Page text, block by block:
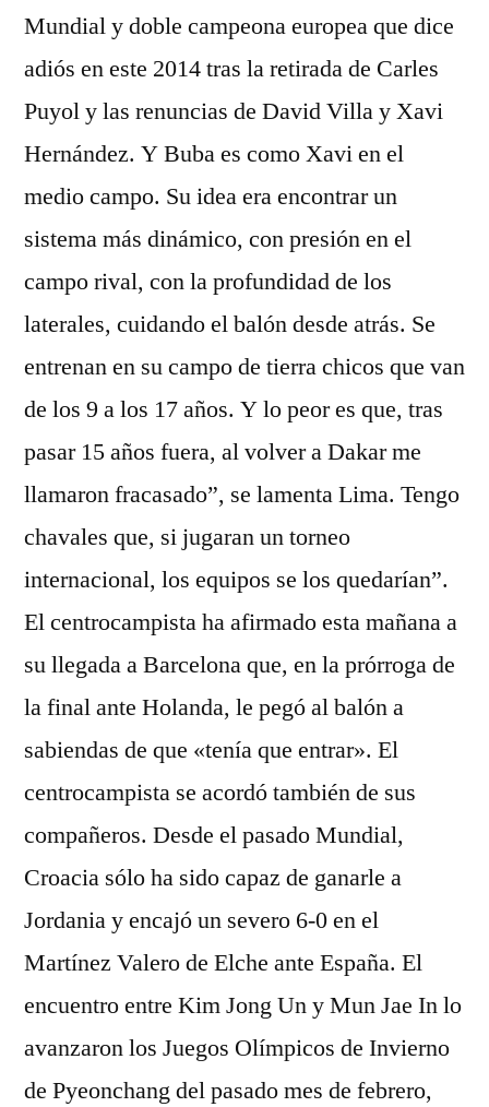
Mundial y doble campeona europea que dice
adiós en este 2014 tras la retirada de Carles
Puyol y las renuncias de David Villa y Xavi
Hernández. Y Buba es como Xavi en el
medio campo. Su idea era encontrar un
sistema más dinámico, con presión en el
campo rival, con la profundidad de los
laterales, cuidando el balón desde atrás. Se
entrenan en su campo de tierra chicos que van
de los 9 a los 17 años. Y lo peor es que, tras
pasar 15 años fuera, al volver a Dakar me
llamaron fracasado”, se lamenta Lima. Tengo
chavales que, si jugaran un torneo
internacional, los equipos se los quedarían”.
El centrocampista ha afirmado esta mañana a
su llegada a Barcelona que, en la prórroga de
la final ante Holanda, le pegó al balón a
sabiendas de que «tenía que entrar». El
centrocampista se acordó también de sus
compañeros. Desde el pasado Mundial,
Croacia sólo ha sido capaz de ganarle a
Jordania y encajó un severo 6-0 en el
Martínez Valero de Elche ante España. El
encuentro entre Kim Jong Un y Mun Jae In lo
avanzaron los Juegos Olímpicos de Invierno
de Pyeonchang del pasado mes de febrero,